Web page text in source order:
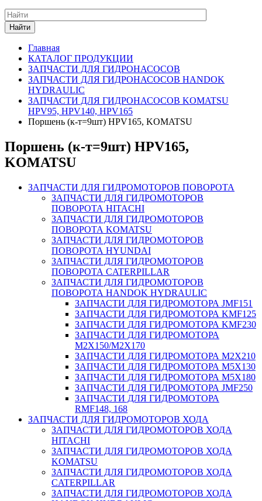
Найти
Главная
КАТАЛОГ ПРОДУКЦИИ
ЗАПЧАСТИ ДЛЯ ГИДРОНАСОСОВ
ЗАПЧАСТИ ДЛЯ ГИДРОНАСОСОВ HANDOK
HYDRAULIC
ЗАПЧАСТИ ДЛЯ ГИДРОНАСОСОВ KOMATSU
HPV95, HPV140, HPV165
Поршень (к-т=9шт) HPV165, KOMATSU
Поршень (к-т=9шт) HPV165,
KOMATSU
ЗАПЧАСТИ ДЛЯ ГИДРОМОТОРОВ ПОВОРОТА
ЗАПЧАСТИ ДЛЯ ГИДРОМОТОРОВ
ПОВОРОТА HITACHI
ЗАПЧАСТИ ДЛЯ ГИДРОМОТОРОВ
ПОВОРОТА KOMATSU
ЗАПЧАСТИ ДЛЯ ГИДРОМОТОРОВ
ПОВОРОТА HYUNDAI
ЗАПЧАСТИ ДЛЯ ГИДРОМОТОРОВ
ПОВОРОТА CATERPILLAR
ЗАПЧАСТИ ДЛЯ ГИДРОМОТОРОВ
ПОВОРОТА HANDOK HYDRAULIC
ЗАПЧАСТИ ДЛЯ ГИДРОМОТОРА JMF151
ЗАПЧАСТИ ДЛЯ ГИДРОМОТОРА KMF125
ЗАПЧАСТИ ДЛЯ ГИДРОМОТОРА KMF230
ЗАПЧАСТИ ДЛЯ ГИДРОМОТОРА
M2X150/M2X170
ЗАПЧАСТИ ДЛЯ ГИДРОМОТОРА M2X210
ЗАПЧАСТИ ДЛЯ ГИДРОМОТОРА M5X130
ЗАПЧАСТИ ДЛЯ ГИДРОМОТОРА M5X180
ЗАПЧАСТИ ДЛЯ ГИДРОМОТОРА JMF250
ЗАПЧАСТИ ДЛЯ ГИДРОМОТОРА
RMF148, 168
ЗАПЧАСТИ ДЛЯ ГИДРОМОТОРОВ ХОДА
ЗАПЧАСТИ ДЛЯ ГИДРОМОТОРОВ ХОДА
HITACHI
ЗАПЧАСТИ ДЛЯ ГИДРОМОТОРОВ ХОДА
KOMATSU
ЗАПЧАСТИ ДЛЯ ГИДРОМОТОРОВ ХОДА
CATERPILLAR
ЗАПЧАСТИ ДЛЯ ГИДРОМОТОРОВ ХОДА